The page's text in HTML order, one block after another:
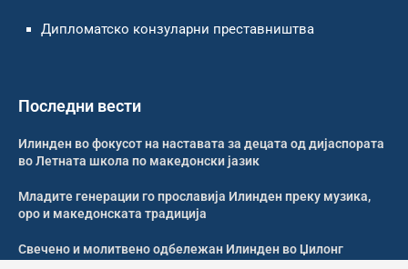
Дипломатско конзуларни преставништва
Последни вести
Илинден во фокусот на наставата за децата од дијаспората
во Летната школа по македонски јазик
Младите генерации го прославија Илинден преку музика,
оро и македонската традиција
Свечено и молитвено одбележан Илинден во Џилонг